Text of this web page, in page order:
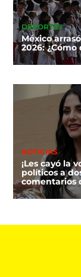
DEPORTES
México
2026:
NOTICIAS
¡Les cayó la
políticos a
comentarios